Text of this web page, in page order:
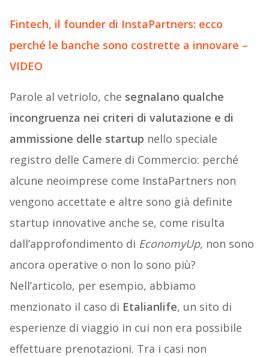
Fintech, il founder di InstaPartners: ecco
perché le banche sono costrette a innovare –
VIDEO
Parole al vetriolo, che segnalano qualche
incongruenza nei criteri di valutazione e di
ammissione delle startup nello speciale
registro delle Camere di Commercio: perché
alcune neoimprese come InstaPartners non
vengono accettate e altre sono già definite
startup innovative anche se, come risulta
dall’approfondimento di EconomyUp, non sono
ancora operative o non lo sono più?
Nell’articolo, per esempio, abbiamo
menzionato il caso di Etalianlife, un sito di
esperienze di viaggio in cui non era possibile
effettuare prenotazioni. Tra i casi non